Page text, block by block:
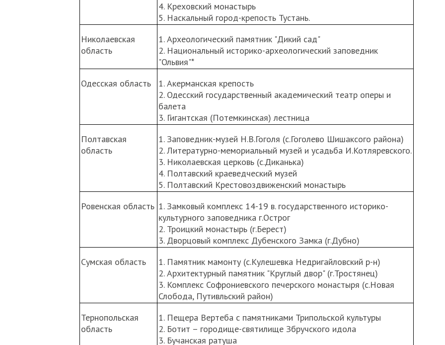
4. Креховский монастырь
5. Наскальный город-крепость Тустань.
Николаевская
область
1. Археологический памятник "Дикий сад"
2. Национальный историко-археологический заповедник
"Ольвия"*
Одесская область
1. Акерманская крепость
2. Одесский государственный академический театр оперы и
балета
3. Гигантская (Потемкинская) лестница
Полтавская
область
1. Заповедник-музей Н.В.Гоголя (с.Гоголево Шишаксого района)
2. Литературно-мемориальный музей и усадьба И.Котляревского.
3. Николаевская церковь (с.Диканька)
4. Полтавский краеведческий музей
5. Полтавский Крестовоздвиженский монастырь
Ровенская область 1. Замковый комплекс 14-19 в. государственного историко-
культурного заповедника г.Острог
2. Троицкий монастырь (г.Берест)
3. Дворцовый комплекс Дубенского Замка (г.Дубно)
Сумская область
1. Памятник мамонту (с.Кулешевка Недригайловский р-н)
2. Архитектурный памятник "Круглый двор" (г.Тростянец)
3. Комплекс Софрониевского печерского монастыря (с.Новая
Слобода, Путивльский район)
Тернопольская
область
1. Пещера Вертеба с памятниками Трипольской культуры
2. Ботит – городище-святилище Збручского идола
3. Бучанская ратуша